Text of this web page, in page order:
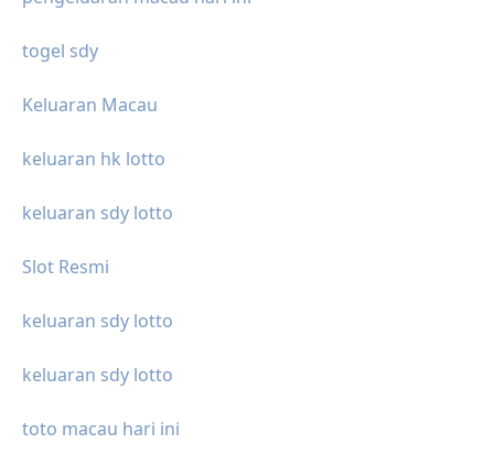
togel sdy
Keluaran Macau
keluaran hk lotto
keluaran sdy lotto
Slot Resmi
keluaran sdy lotto
keluaran sdy lotto
toto macau hari ini